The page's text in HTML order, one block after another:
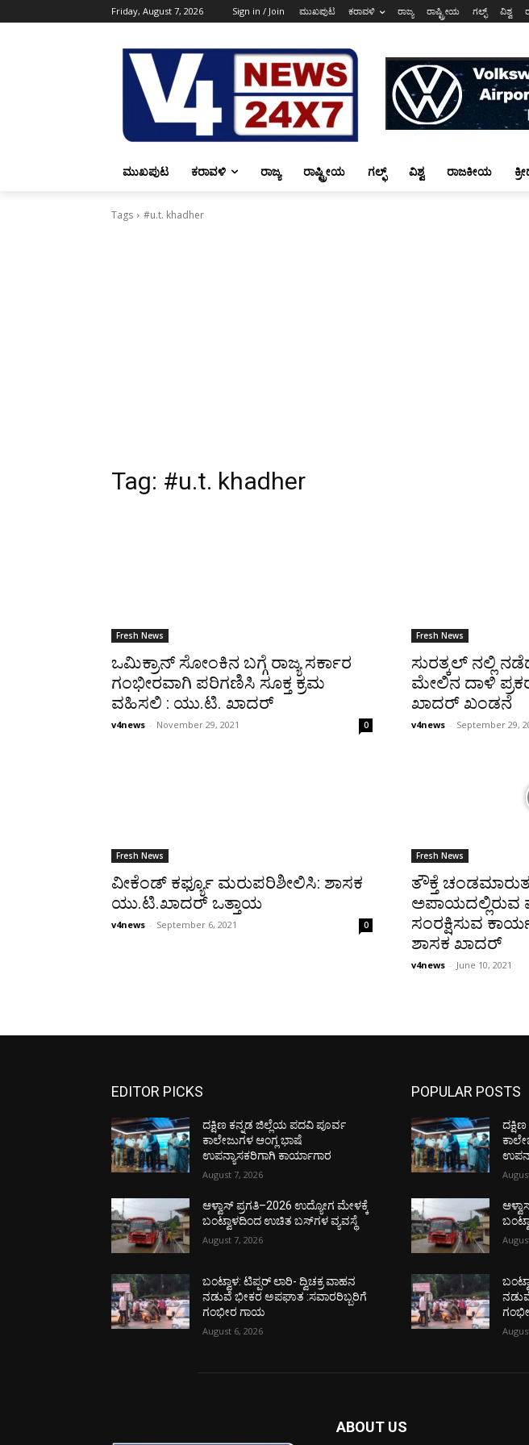
Friday, August 7, 2026 Sign in / Join ಮುಖಪುಟ ಕರಾವಳಿ ರಾಜ್ಯ ರಾಷ್ಟ್ರೀಯ ಗಲ್ಫ್ ವಿಶ್ವ
ಮುಖಪುಟ ಕರಾವಳಿ ರಾಜ್ಯ ರಾಷ್ಟ್ರೀಯ ಗಲ್ಫ್ ವಿಶ್ವ ರಾಜಕೀಯ
Tags #u.t. khadher
Tag: #u.t. khadher
Fresh News
ಒಮಿಕ್ರಾನ್ ಸೋಂಕಿನ ಬಗ್ಗೆ ರಾಜ್ಯ ಸರ್ಕಾರ
ಗಂಭೀರವಾಗಿ ಪರಿಗಣಿಸಿ ಸೂಕ್ತ ಕ್ರಮ
ವಹಿಸಲಿ : ಯು.ಟಿ. ಖಾದರ್
v4news - November 29, 2021 0
Fresh News
ಸುರತ್ಕಲ್ ನಲ್ಲಿ
ಮೇಲಿನ ದಾಳಿ
ಖಾದರ್ ಖಂಡನೆ
v4news - September 29,
Fresh News
ವೀಕೆಂಡ್ ಕರ್ಫ್ಯೂ ಮರುಪರಿಶೀಲಿಸಿ: ಶಾಸಕ
ಯು.ಟಿ.ಖಾದರ್ ಒತ್ತಾಯ
v4news - September 6, 2021 0
Fresh News
ತೌಕ್ತೆ
ಅಪಾಯದಲ್ಲಿರುವ
ಸಂರಕ್ಷಿಸುವ
ಶಾಸಕ ಖಾದರ್
v4news - June 10, 2021
EDITOR PICKS
ದಕ್ಷಿಣ ಕನ್ನಡ ಜಿಲ್ಲೆಯ ಪದವಿ ಪೂರ್ವ
ಕಾಲೇಜುಗಳ ಆಂಗ್ಲ ಭಾಷೆ
ಉಪನ್ಯಾಸಕರಿಗಾಗಿ ಕಾರ್ಯಾಗಾರ
August 7, 2026
ಆಳ್ವಾಸ್ ಪ್ರಗತಿ–2026 ಉದ್ಯೋಗ ಮೇಳಕ್ಕೆ
ಬಂಟ್ವಾಳದಿಂದ ಉಚಿತ ಬಸ್‌ಗಳ ವ್ಯವಸ್ಥೆ
August 7, 2026
ಬಂಟ್ವಾಳ: ಟಿಪ್ಪರ್ ಲಾರಿ- ದ್ವಿಚಕ್ರ ವಾಹನ
ನಡುವೆ ಭೀಕರ ಅಪಘಾತ :ಸವಾರರಿಬ್ಬರಿಗೆ
ಗಂಭೀರ ಗಾಯ
August 6, 2026
POPULAR POSTS
ABOUT US